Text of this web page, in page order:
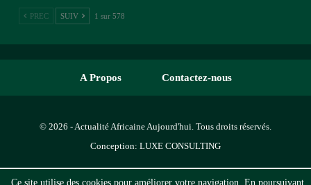
PREC SUIV 1 sur 578
A Propos Contactez-nous
© 2026 - Actualité Africaine Aujourd'hui. Tous droits réservés.
Conception: LUXE CONSULTING
Ce site utilise des cookies pour améliorer votre navigation. En poursuivant,